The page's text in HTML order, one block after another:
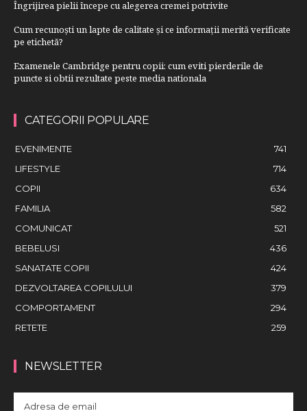
Îngrijirea pielii începe cu alegerea cremei potrivite
Cum recunoști un lapte de calitate și ce informații merită verificate
pe etichetă?
Examenele Cambridge pentru copii: cum eviti pierderile de
puncte si obtii rezultate peste media nationala
CATEGORII POPULARE
EVENIMENTE
741
LIFESTYLE
714
COPII
634
FAMILIA
582
COMUNICAT
521
BEBELUSI
436
SANATATE COPII
424
DEZVOLTAREA COPILULUI
379
COMPORTAMENT
294
RETETE
259
NEWSLETTER